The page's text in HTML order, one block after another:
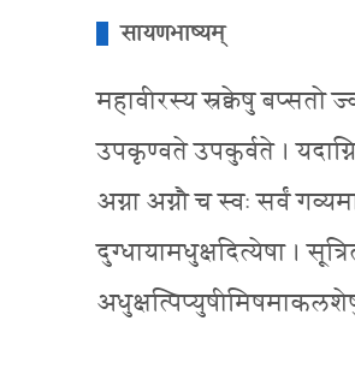
सायणभाष्यम्
महावीरस्य स्रक्वेषु बप्सतो
उपकृण्वते उपकुर्वते ।
अग्ना अग्नौ च स्वः सर्वं
दुग्धायामधुक्षदित्येषा ।